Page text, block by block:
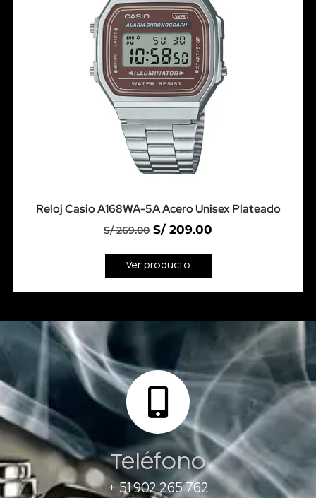
Reloj Casio A168WA-5A Acero Unisex Plateado
S/269.00 S/ 209.00
Ver producto
Teléfono
+ 51 902 265 762